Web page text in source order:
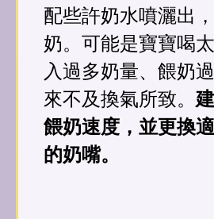
配些許奶水噴灑出
奶。可能是寶寶喝
入過多奶量、餵奶
來不及換氣所致。
餵奶速度，並更換
的奶嘴。